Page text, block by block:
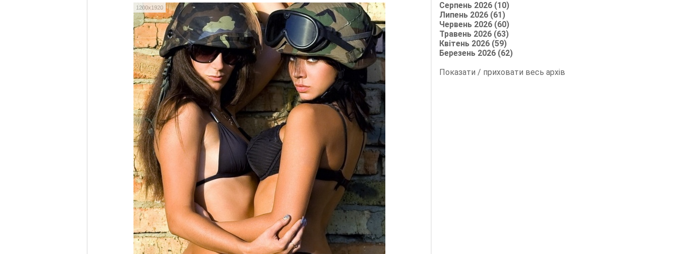
1200x1920
Серпень 2026 (10)
Липень 2026 (61)
Червень 2026 (60)
Травень 2026 (63)
Квітень 2026 (59)
Березень 2026 (62)
Показати / приховати весь архів